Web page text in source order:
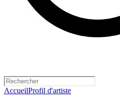
AccueilProfil d'artiste